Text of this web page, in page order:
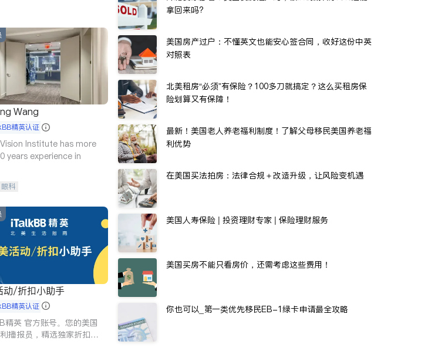
Wang
精英认证
Institute has more
years experience in
眼科
动/折扣小助手
精英认证
精英 官方账号。您的美国
播报员，精选独家折扣、
拿回来吗?
美国房产过户：不懂英文也能安心签合同，收好这份中英
对照表
北美租房“必须”有保险？100多刀就搞定？这么买租房保
险划算又有保障！
最新！美国老人养老福利制度！了解父母移民美国养老福
利优势
在美国买法拍房：法律合规＋改造升级，让风险变机遇
美国人寿保险 | 投资理财专家 | 保险理财服务
美国买房不能只看房价，还需考虑这些费用！
你也可以_第一类优先移民EB-1绿卡申请最全攻略